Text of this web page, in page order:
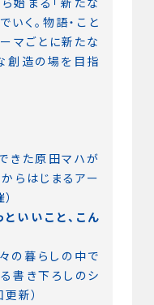
いく。物語・こと
ーマごとに新たな
創造の場を目指
きた原田マハが
らはじまるアー
いいこと、こん
の暮らしの中で
書き下ろしのシ
新）